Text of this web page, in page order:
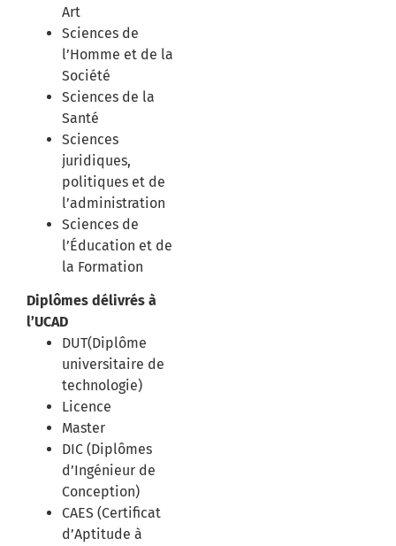
Art
Sciences de
l’Homme et de la
Société
Sciences de la
Santé
Sciences
juridiques,
politiques et de
l’administration
Sciences de
l’Éducation et de
la Formation
Diplômes délivrés à
l’UCAD
DUT(Diplôme
universitaire de
technologie)
Licence
Master
DIC (Diplômes
d’Ingénieur de
Conception)
CAES (Certificat
d’Aptitude à